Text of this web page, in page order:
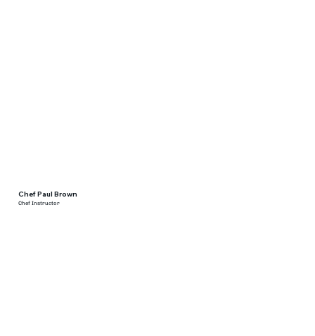
Chef Paul Brown
Chef Instructor